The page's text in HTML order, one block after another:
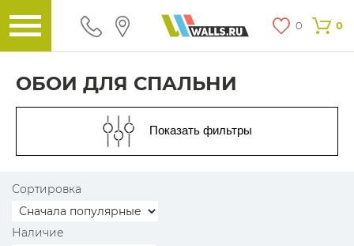
0 0
ОБОИ ДЛЯ СПАЛЬНИ
Показать фильтры
Сортировка
Наличие